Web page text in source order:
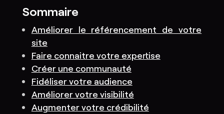
Sommaire
Améliorer le référencement de votre
site
Faire connaitre votre expertise
Créer une communauté
Fidéliser votre audience
Améliorer votre visibilité
Augmenter votre crédibilité